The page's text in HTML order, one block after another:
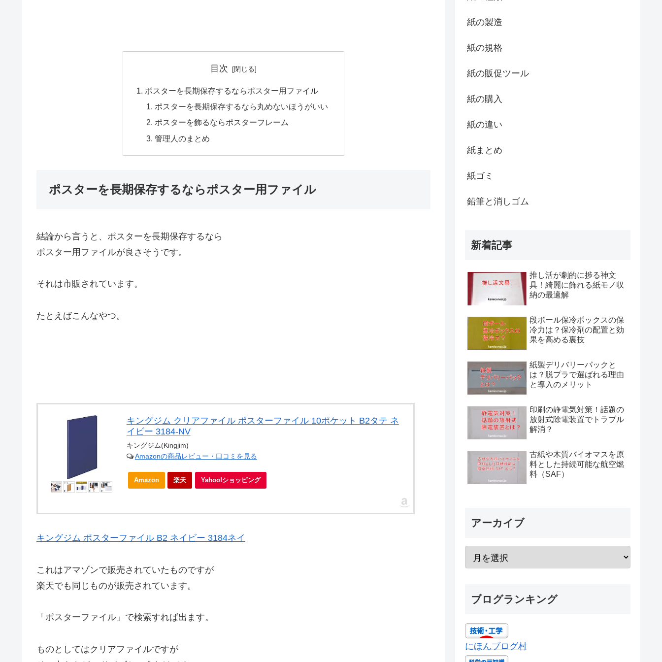
目次
ポスターを長期保存するならポスター用ファイル
ポスターを長期保存するなら丸めないほうがいい
ポスターを飾るならポスターフレーム
管理人のまとめ
ポスターを長期保存するならポスター用ファイル
結論から言うと、ポスターを長期保存するなら
ポスター用ファイルが良さそうです。
それは市販されています。
たとえばこんなやつ。
キングジム クリアファイル ポスターファイル 10ポケット B2タテ ネ
イビー 3184-NV
キングジム(Kingjim)
Amazonの商品レビュー・口コミを見る
Amazon 楽天 Yahoo!ショッピング
キングジム ポスターファイル B2 ネイビー 3184ネイ
これはアマゾンで販売されていたものですが
楽天でも同じものが販売されています。
「ポスターファイル」で検索すれば出ます。
ものとしてはクリアファイルですが
紙の製造
紙の規格
紙の販促ツール
紙の購入
紙の違い
紙まとめ
紙ゴミ
鉛筆と消しゴム
新着記事
推し活が劇的に捗る神文
具！綺麗に飾れる紙モノ収
納の最適解
段ボール保冷ボックスの保
冷力は？保冷剤の配置と効
果を高める裏技
紙製デリバリーパックと
は？脱プラで選ばれる理由
と導入のメリット
印刷の静電気対策！話題の
放射式除電装置でトラブル
解消？
古紙や木質バイオマスを原
料とした持続可能な航空燃
料（SAF）
アーカイブ
ブログランキング
にほんブログ村